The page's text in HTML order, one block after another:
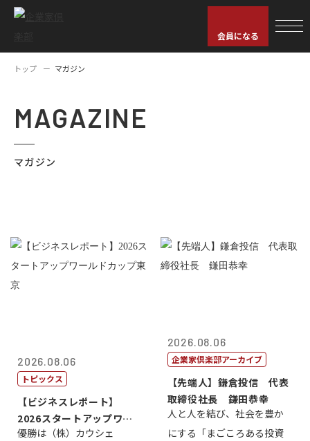
会員になる
トップ マガジン
MAGAZINE
マガジン
2026.08.06
トピックス
【ビジネスレポート】
2026スタートアップワー
ルドカップ東京
優勝は（株）カウシェ
2026.08.06
企業家倶楽部アーカイブ
【先端人】鎌倉投信 代表
取締役社長 鎌田恭幸
人と人を結び、社会を豊か
にする「まごころある投資